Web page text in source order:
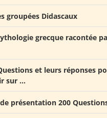
groupées Didascaux
"Tout savoir sur la guerre de
Spéciale Moyen Âge
5 volumes + cadeau
Offre Spéciale Latinistes
grecque racontée
et leurs réponses
sur ...
présentation 200